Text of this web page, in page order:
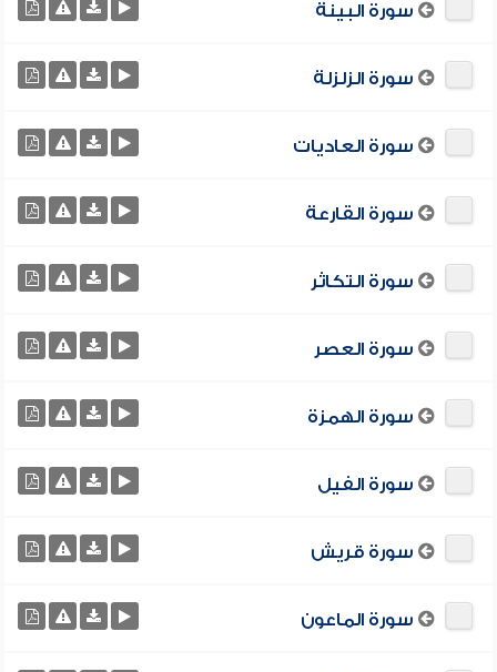
سورة البينة
سورة الزلزلة
سورة العاديات
سورة القارعة
سورة التكاثر
سورة العصر
سورة الهمزة
سورة الفيل
سورة قريش
سورة الماعون